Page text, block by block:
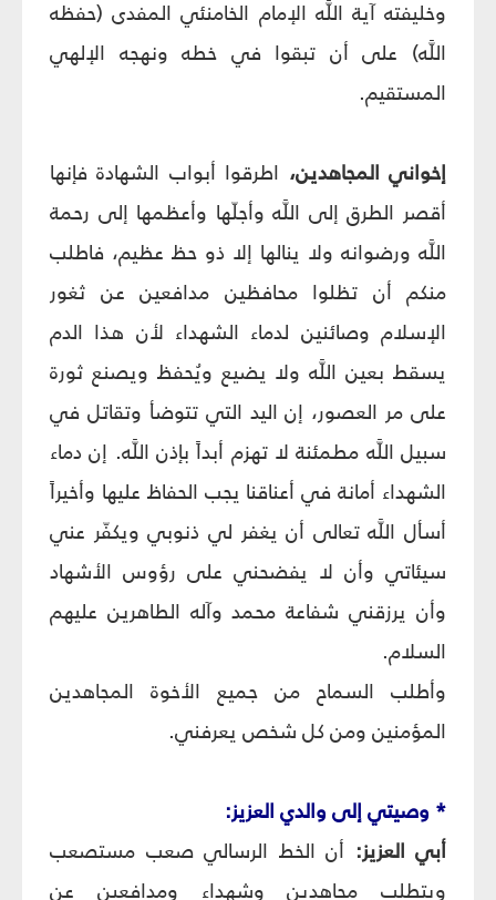
وخليفته آية اللَّه الإمام الخامنئي المفدى (حفظه
اللَّه) على أن تبقوا في خطه ونهجه الإلهي
المستقيم.
إخواني المجاهدين، اطرقوا أبواب الشهادة فإنها
أقصر الطرق إلى اللَّه وأجلّها وأعظمها إلى رحمة
اللَّه ورضوانه ولا ينالها إلا ذو حظ عظيم، فاطلب
منكم أن تظلوا محافظين مدافعين عن ثغور
الإسلام وصائنين لدماء الشهداء لأن هذا الدم
يسقط بعين اللَّه ولا يضيع ويُحفظ ويصنع ثورة
على مر العصور، إن اليد التي تتوضأ وتقاتل في
سبيل اللَّه مطمئنة لا تهزم أبداً بإذن اللَّه. إن دماء
الشهداء أمانة في أعناقنا يجب الحفاظ عليها وأخيراً
أسأل اللَّه تعالى أن يغفر لي ذنوبي ويكفّر عني
سيئاتي وأن لا يفضحني على رؤوس الأشهاد
وأن يرزقني شفاعة محمد وآله الطاهرين عليهم
السلام.
وأطلب السماح من جميع الأخوة المجاهدين
المؤمنين ومن كل شخص يعرفني.
* وصيتي إلى والدي العزيز:
أبي العزيز: أن الخط الرسالي صعب مستصعب
ويتطلب مجاهدين وشهداء ومدافعين عن